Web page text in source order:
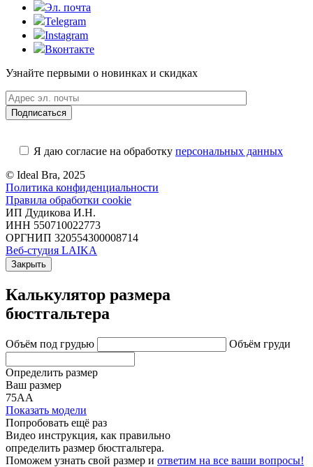
Эл. почта
Telegram
Instagram
Вконтакте
Узнайте первыми о новинках и скидках
Я даю согласие на обработку персональных данных
© Ideal Bra, 2025
Политика конфиденциальности
Правила обработки cookie
ИП Дудикова И.Н.
ИНН 550710022773
ОРГНИП 320554300008714
Веб-студия LAIKA
Закрыть
Калькулятор размера
бюстгальтера
Объём под грудью Объём груди
Определить размер
Ваш размер
75АА
Показать модели
Попробовать ещё раз
Видео инструкция, как правильно
определить размер бюстгальтера.
Поможем узнать свой размер и ответим на все ваши вопросы!